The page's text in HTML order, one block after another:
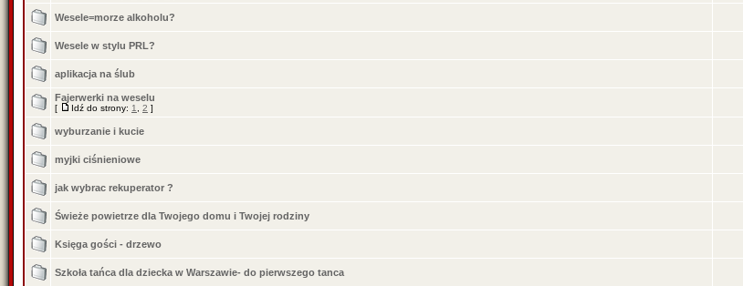
Wesele=morze alkoholu?
Wesele w stylu PRL?
aplikacja na ślub
Fajerwerki na weselu
[ Idź do strony: 1 2 ]
wyburzanie i kucie
myjki ciśnieniowe
jak wybrac rekuperator ?
Świeże powietrze dla Twojego domu i Twojej rodziny
Księga gości - drzewo
Szkoła tańca dla dziecka w Warszawie- do pierwszego tanca